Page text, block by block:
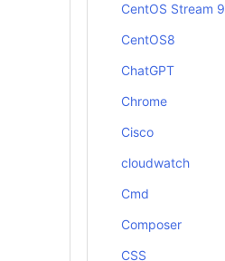
CentOS Stream 9
CentOS8
ChatGPT
Chrome
Cisco
cloudwatch
Cmd
Composer
CSS